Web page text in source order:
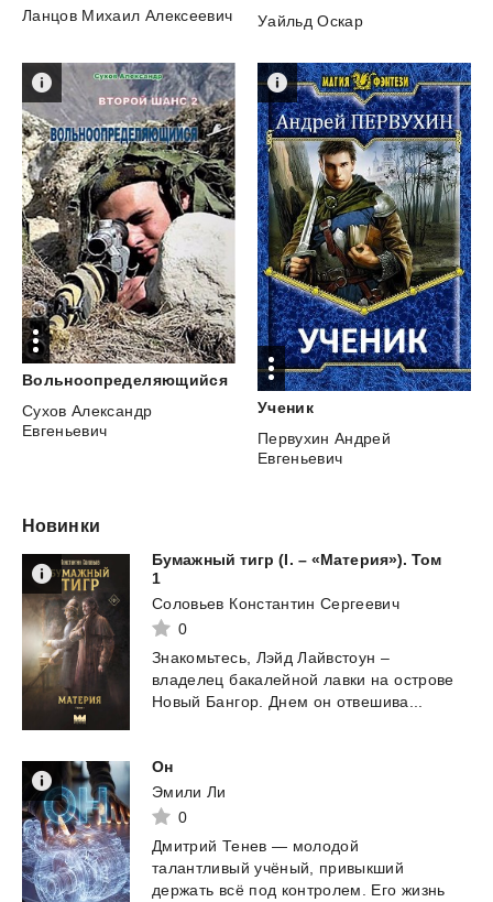
Ланцов Михаил Алексеевич
Уайльд Оскар
Вольноопределяющийся
Сухов Александр
Евгеньевич
Ученик
Первухин Андрей
Евгеньевич
Новинки
Бумажный тигр (I. – «Материя»). Том
1
Соловьев Константин Сергеевич
0
Знакомьтесь, Лэйд Лайвстоун –
владелец бакалейной лавки на острове
Новый Бангор. Днем он отвешива...
Он
Эмили Ли
0
Дмитрий Тенев — молодой
талантливый учёный, привыкший
держать всё под контролем. Его жизнь